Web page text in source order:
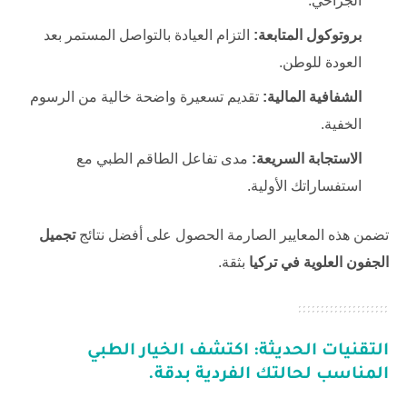
بروتوكول المتابعة: التزام العيادة بالتواصل المستمر بعد
العودة للوطن.
الشفافية المالية: تقديم تسعيرة واضحة خالية من الرسوم
الخفية.
الاستجابة السريعة: مدى تفاعل الطاقم الطبي مع
استفساراتك الأولية.
تضمن هذه المعايير الصارمة الحصول على أفضل نتائجتجميل
الجفون العلوية في تركيا بثقة.
التقنيات الحديثة: اكتشف الخيار الطبي
المناسب لحالتك الفردية بدقة.